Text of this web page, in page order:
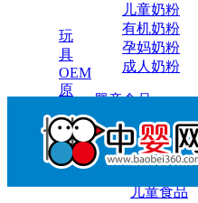
儿童奶粉
有机奶粉
孕妈奶粉
成人奶粉
婴童食品
辅食
小零食
儿童食品
玩
具
OEM
原